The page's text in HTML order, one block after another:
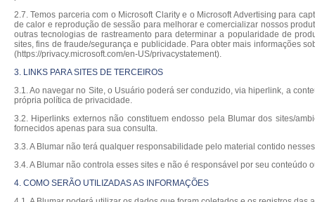
2.7. Temos parceria com o Microsoft Clarity e o Microsoft Advertising para
de calor e reprodução de sessão para melhorar e comercializar nossos
outras tecnologias de rastreamento para determinar a popularidade de
sites, fins de fraude/segurança e publicidade. Para obter mais informações
(https://privacy.microsoft.com/en-US/privacystatement).
3. LINKS PARA SITES DE TERCEIROS
3.1. Ao navegar no Site, o Usuário poderá ser conduzido, via hiperlink, a
própria política de privacidade.
3.2. Hiperlinks externos não constituem endosso pela Blumar dos sites/
fornecidos apenas para sua consulta.
3.3. A Blumar não terá qualquer responsabilidade pelo material contido
3.4. A Blumar não controla esses sites e não é responsável por seu conteúdo
4. COMO SERÃO UTILIZADAS AS INFORMAÇÕES